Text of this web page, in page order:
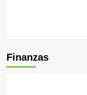
Finanzas